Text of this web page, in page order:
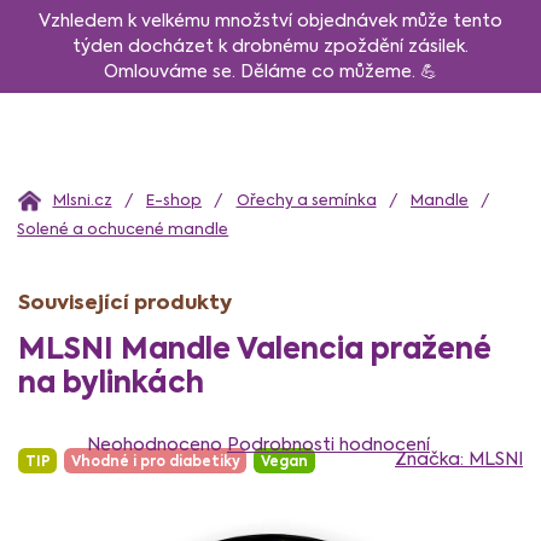
PřejítVzhledem k velkému množství objednávek může tento
týden docházet k drobnému zpoždění zásilek.
Omlouváme se. Děláme co můžeme. 💪
Domů E-shop Ořechy a semínka
Mandle
Solené a ochucené mandle
MLSNI Mandle Valencia pražené
na bylinkách
TIP Vhodné i pro diabetiky Vegan
hodnocení
produktu
Neohodnoceno Podrobnosti hodnocení
Značka: MLSNI
Související produkty